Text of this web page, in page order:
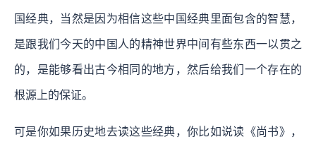
国经典，当然是因为相信这些中国经典里面包含的智慧，
是跟我们今天的中国人的精神世界中间有些东西一以贯之
的，是能够看出古今相同的地方，然后给我们一个存在的
根源上的保证。
可是你如果历史地去读这些经典，你比如说读《尚书》，